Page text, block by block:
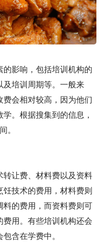
影响，包括培训机构的
及培训周期等。一般来
会相对较高，因为他们
。根据搜集到的信息，
。
转让费、材料费以及资料
技术的费用，材料费则
的费用，而资料费则可
用。有些培训机构还会
含在学费中。